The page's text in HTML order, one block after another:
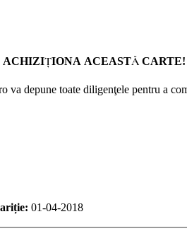
ACHIZIŢIONA ACEASTĂ CARTE!
depune toate diligenţele pentru a
01-04-2018